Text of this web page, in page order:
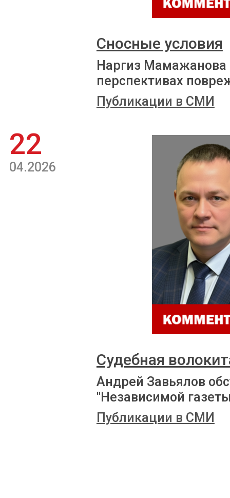
Сносные условия
Наргиз Мамажанова
перспективах
Публикации в СМИ
22
04.2026
Судебная
Андрей Завьялов
"Независимой
Публикации в СМИ